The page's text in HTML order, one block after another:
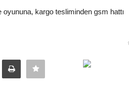
oyununa, kargo tesliminden gsm hattı